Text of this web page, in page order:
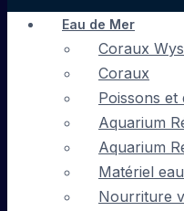
Eau de Mer
Coraux
Coraux
Poissons et
Aquarium
Aquarium
Matériel
Nourriture